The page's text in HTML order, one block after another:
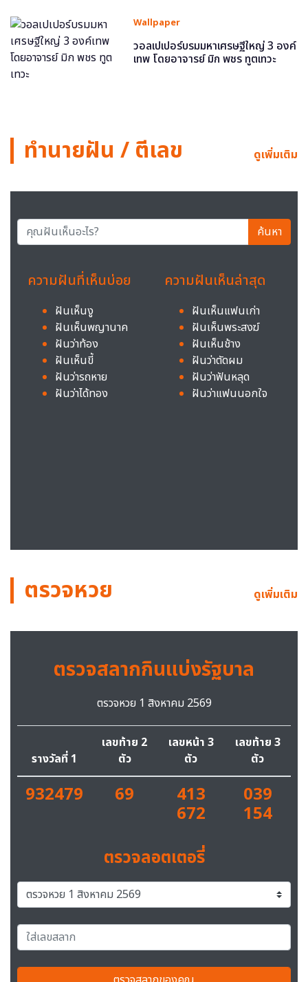
Wallpaper
วอลเปเปอร์บรมมหาเศรษฐีใหญ่ 3 องค์
เทพ โดยอาจารย์ มิก พชร ทูตเทวะ
ทำนายฝัน / ตีเลข ดูเพิ่มเติม
ค้นหา
ความฝันที่เห็นบ่อย
ฝันเห็นงู
ฝันเห็นพญานาค
ฝันว่าท้อง
ฝันเห็นขี้
ฝันว่ารถหาย
ฝันว่าได้ทอง
ความฝันเห็นล่าสุด
ฝันเห็นแฟนเก่า
ฝันเห็นพระสงฆ์
ฝันเห็นช้าง
ฝันว่าตัดผม
ฝันว่าฟันหลุด
ฝันว่าแฟนนอกใจ
ตรวจหวย ดูเพิ่มเติม
ตรวจสลากกินแบ่งรัฐบาล
ตรวจหวย 1 สิงหาคม 2569
รางวัลที่ 1
เลขท้าย 2
ตัว
เลขหน้า 3
ตัว
เลขท้าย 3
ตัว
932479 69 413
672
039
154
ตรวจลอตเตอรี่